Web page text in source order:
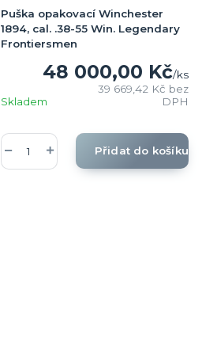
Puška opakovací Winchester
1894, cal. .38-55 Win. Legendary
Frontiersmen
48 000,00 Kč/ks
39 669,42 Kč bez
DPH
Skladem
Přidat do košíku